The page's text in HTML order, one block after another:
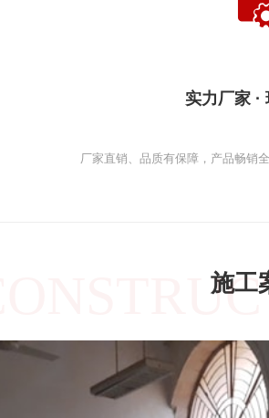
实力厂家 ·
厂家直销、品质有保障，产品畅销
施工